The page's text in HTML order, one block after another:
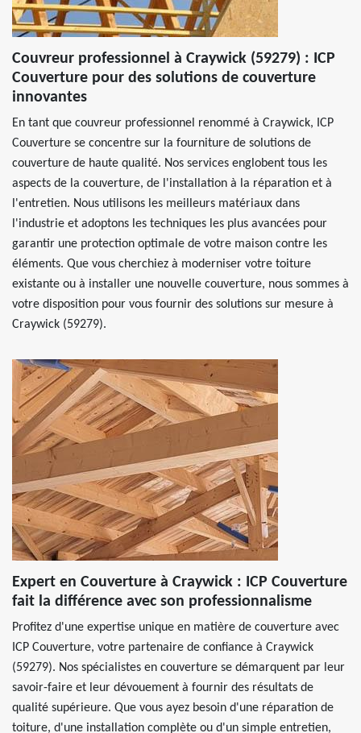
Couvreur professionnel à Craywick (59279) : ICP
Couverture pour des solutions de couverture
innovantes
En tant que couvreur professionnel renommé à Craywick, ICP
Couverture se concentre sur la fourniture de solutions de
couverture de haute qualité. Nos services englobent tous les
aspects de la couverture, de l'installation à la réparation et à
l'entretien. Nous utilisons les meilleurs matériaux dans
l'industrie et adoptons les techniques les plus avancées pour
garantir une protection optimale de votre maison contre les
éléments. Que vous cherchiez à moderniser votre toiture
existante ou à installer une nouvelle couverture, nous sommes à
votre disposition pour vous fournir des solutions sur mesure à
Craywick (59279).
Expert en Couverture à Craywick : ICP Couverture
fait la différence avec son professionnalisme
Profitez d'une expertise unique en matière de couverture avec
ICP Couverture, votre partenaire de confiance à Craywick
(59279). Nos spécialistes en couverture se démarquent par leur
savoir-faire et leur dévouement à fournir des résultats de
qualité supérieure. Que vous ayez besoin d'une réparation de
toiture, d'une installation complète ou d'un simple entretien,